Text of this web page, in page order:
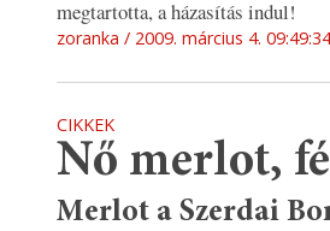
megtartotta, a házasítás indul!
zoranka 2009. március 4. 09:49:34
CIKKEK
Nő merlot,
Merlot a Szerdai